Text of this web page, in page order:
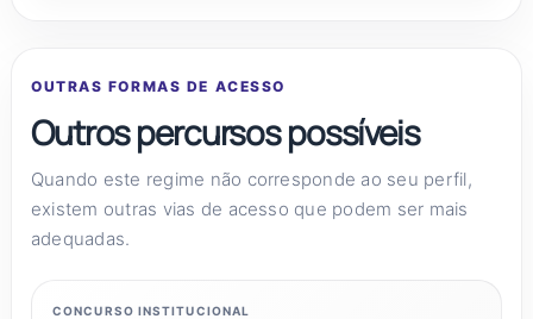
OUTRAS FORMAS DE ACESSO
Outros percursos possíveis
Quando este regime não corresponde ao seu perfil,
existem outras vias de acesso que podem ser mais
adequadas.
CONCURSO INSTITUCIONAL